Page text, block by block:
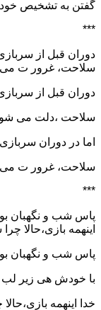
گفتن به تشخیص
***
دوران قبل از
سلاحت، غرور ت
دوران قبل از
سلاحت ،دلت می
اما در دوران سربازی
سلاحت، غرور ت
***
پاس شب و نگهبان
اینهمه بازی،حالا
پاس شب و نگهبان
با خودش هی زیر لب
خدا اینهمه